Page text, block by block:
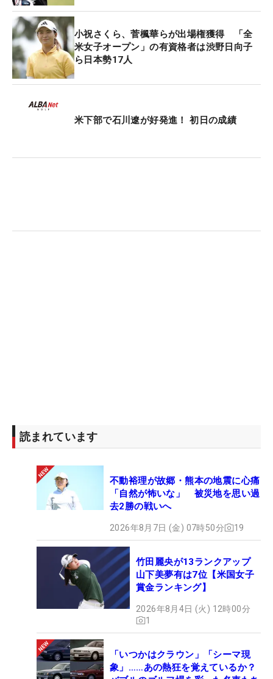
小祝さくら、菅楓華らが出場権獲得 「全
米女子オープン」の有資格者は渋野日向子
ら日本勢17人
米下部で石川遼が好発進！ 初日の成績
読まれています
不動裕理が故郷・熊本の地震に心痛
「自然が怖いな」 被災地を思い過
去2勝の戦いへ
2026年8月7日 (金) 07時50分 19
竹田麗央が13ランクアップ
山下美夢有は7位【米国女子
賞金ランキング】
2026年8月4日 (火) 12時00分
1
「いつかはクラウン」「シーマ現
象」……あの熱狂を覚えているか？